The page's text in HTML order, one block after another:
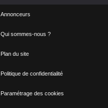
Annonceurs
Qui sommes-nous ?
Plan du site
Politique de confidentialité
Paramétrage des cookies